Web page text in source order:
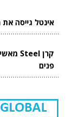
אינטל גייסה
פנים